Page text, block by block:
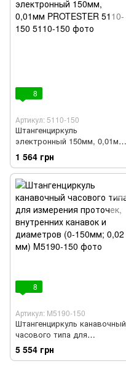
8
Артикул: 5110-150
Штангенциркуль
электронный 150мм, 0,01мм
PROTESTER 5110-150
1 564 грн
8
Артикул: M5190-150
Штангенциркуль канавочный
часового типа для
измерения проточек,
внутренних канавок и
5 554 грн